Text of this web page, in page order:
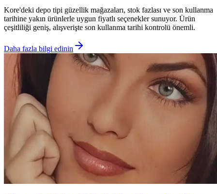
Kore'deki depo tipi güzellik mağazaları, stok fazlası ve son kullanma
tarihine yakın ürünlerle uygun fiyatlı seçenekler sunuyor. Ürün
çeşitliliği geniş, alışverişte son kullanma tarihi kontrolü önemli.
Daha fazla bilgi edinin